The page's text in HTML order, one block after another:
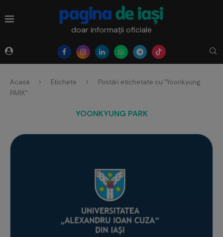
doar informații oficiale
Acasă Etichete
Postări etichetate cu "Yoonkyung
PARK"
YOONKYUNG PARK